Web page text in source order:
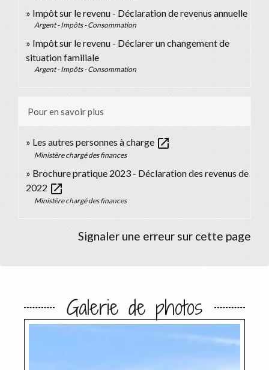
Impôt sur le revenu - Déclaration de revenus annuelle
Argent - Impôts - Consommation
Impôt sur le revenu - Déclarer un changement de
situation familiale
Argent - Impôts - Consommation
Pour en savoir plus
Les autres personnes à charge open_in_new
Ministère chargé des finances
Brochure pratique 2023 - Déclaration des revenus de
2022 open_in_new
Ministère chargé des finances
Signaler une erreur sur cette page
Galerie de photos